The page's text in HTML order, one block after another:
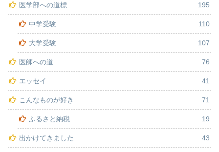
医学部への道標 195
中学受験 110
大学受験 107
医師への道 76
エッセイ 41
こんなものが好き 71
ふるさと納税 19
出かけてきました 43